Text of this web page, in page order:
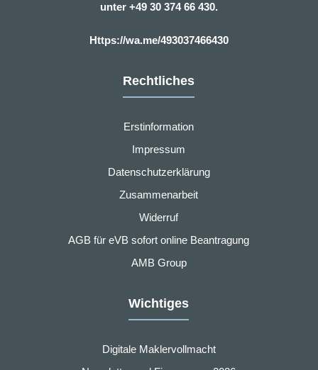
unter +49 30 374 66 430.
Https://wa.me/493037466430
Rechtliches
Erstinformation
Impressum
Datenschutzerklärung
Zusammenarbeit
Widerruf
AGB für eVB sofort online Beantragung
AMB Group
Wichtiges
Digitale Maklervollmacht